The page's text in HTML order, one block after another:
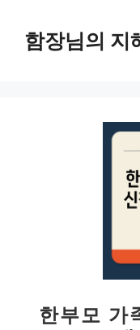
함장님의 지
한부모 가